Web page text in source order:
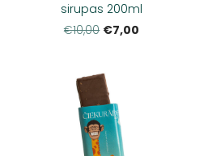
sirupas 200ml
€10,00 €7,00